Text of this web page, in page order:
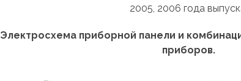
2005, 2006 года
Электросхема приборной панели и
приборов.